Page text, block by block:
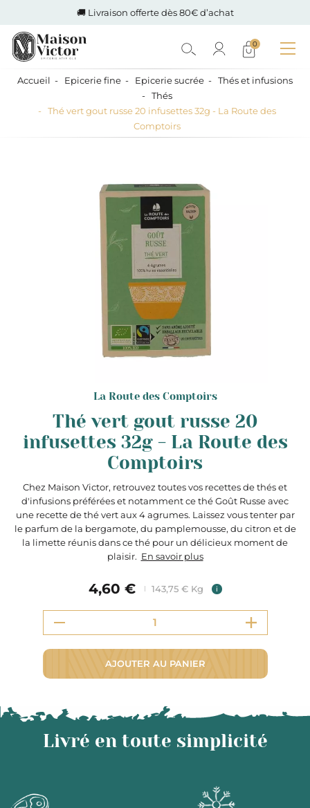
🚚 Livraison offerte dès 80€ d’achat
0
Accueil Epicerie fine Epicerie sucrée
Thés et infusions
Thés
Thé vert gout russe 20 infusettes 32g - La Route des
Comptoirs
La Route des Comptoirs
Thé vert gout russe 20
infusettes 32g - La Route des
Comptoirs
Chez Maison Victor, retrouvez toutes vos recettes de thés et
d'infusions préférées et notamment ce thé Goût Russe avec
une recette de thé vert aux 4 agrumes. Laissez vous tenter par
le parfum de la bergamote, du pamplemousse, du citron et de
la limette réunis dans ce thé pour un délicieux moment de
plaisir. En savoir plus
4,60 € 143,75 € Kg i
AJOUTER AU PANIER
Livré en toute simplicité